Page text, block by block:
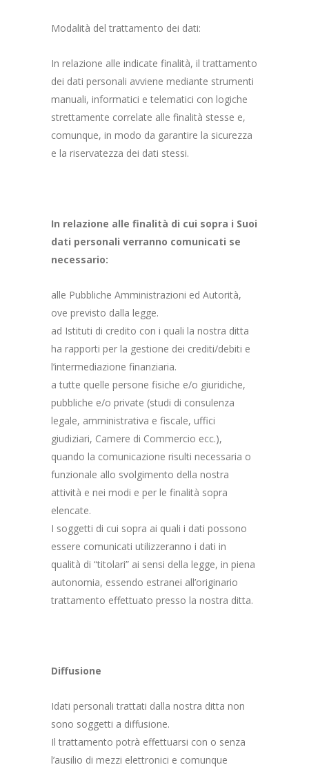
Modalità del trattamento dei dati:
In relazione alle indicate finalità, il trattamento
dei dati personali avviene mediante strumenti
manuali, informatici e telematici con logiche
strettamente correlate alle finalità stesse e,
comunque, in modo da garantire la sicurezza
e la riservatezza dei dati stessi.
In relazione alle finalità di cui sopra i Suoi
dati personali verranno comunicati se
necessario:
alle Pubbliche Amministrazioni ed Autorità,
ove previsto dalla legge.
ad Istituti di credito con i quali la nostra ditta
ha rapporti per la gestione dei crediti/debiti e
l’intermediazione finanziaria.
a tutte quelle persone fisiche e/o giuridiche,
pubbliche e/o private (studi di consulenza
legale, amministrativa e fiscale, uffici
giudiziari, Camere di Commercio ecc.),
quando la comunicazione risulti necessaria o
funzionale allo svolgimento della nostra
attività e nei modi e per le finalità sopra
elencate.
I soggetti di cui sopra ai quali i dati possono
essere comunicati utilizzeranno i dati in
qualità di “titolari” ai sensi della legge, in piena
autonomia, essendo estranei all’originario
trattamento effettuato presso la nostra ditta.
Diffusione
Idati personali trattati dalla nostra ditta non
sono soggetti a diffusione.
Il trattamento potrà effettuarsi con o senza
l’ausilio di mezzi elettronici e comunque